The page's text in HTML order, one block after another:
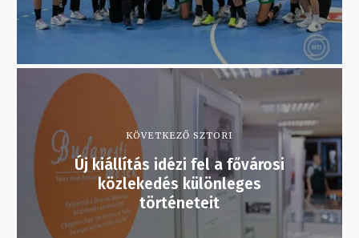
KÖVETKEZŐ SZTORI
Új kiállítás idézi fel a fővárosi
közlekedés különleges
történeteit